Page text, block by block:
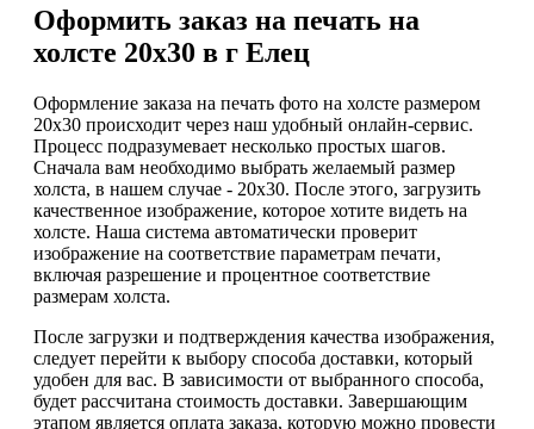
Оформить заказ на печать на
холсте 20х30 в г Елец
Оформление заказа на печать фото на холсте размером
20х30 происходит через наш удобный онлайн-сервис.
Процесс подразумевает несколько простых шагов.
Сначала вам необходимо выбрать желаемый размер
холста, в нашем случае - 20х30. После этого, загрузить
качественное изображение, которое хотите видеть на
холсте. Наша система автоматически проверит
изображение на соответствие параметрам печати,
включая разрешение и процентное соответствие
размерам холста.
После загрузки и подтверждения качества изображения,
следует перейти к выбору способа доставки, который
удобен для вас. В зависимости от выбранного способа,
будет рассчитана стоимость доставки. Завершающим
этапом является оплата заказа, которую можно провести